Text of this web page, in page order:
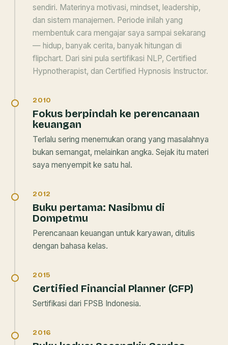
sendiri. Materinya motivasi, mindset, leadership,
dan sistem manajemen. Periode inilah yang
membentuk cara mengajar saya sampai sekarang
— hidup, banyak cerita, banyak hitungan di
flipchart. Dari sini pula sertifikasi NLP, Certified
Hypnotherapist, dan Certified Hypnosis Instructor.
2010
Fokus berpindah ke perencanaan
keuangan
Terlalu sering menemukan orang yang masalahnya
bukan semangat, melainkan angka. Sejak itu materi
saya menyempit ke satu hal.
2012
Buku pertama: Nasibmu di
Dompetmu
Perencanaan keuangan untuk karyawan, ditulis
dengan bahasa kelas.
2015
Certified Financial Planner (CFP)
Sertifikasi dari FPSB Indonesia.
2016